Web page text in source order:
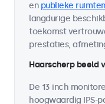
en publieke ruimten
langdurige
toekomst
prestaties,
Haarscherp beeld
De 13 inch
hoogwaardig IPS-